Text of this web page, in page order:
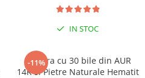
IN STOC
-11%
Bratara cu 30 bile din AUR
14K si Pietre Naturale Hematit